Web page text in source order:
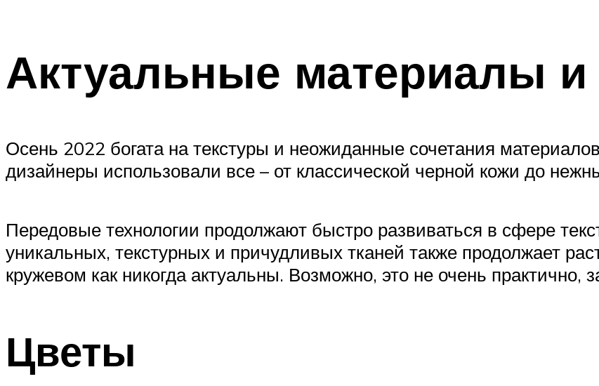
Актуальные материалы
Осень 2022 богата на текстуры и неожиданные сочетания
дизайнеры использовали все – от классической черной кожи до
Передовые технологии продолжают быстро развиваться в сфере
уникальных, текстурных и причудливых тканей также продолжает
кружевом как никогда актуальны. Возможно, это не очень практично,
Цветы